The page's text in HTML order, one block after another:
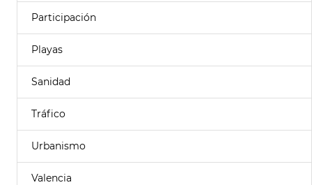
Participación
Playas
Sanidad
Tráfico
Urbanismo
Valencia